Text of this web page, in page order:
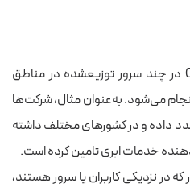
Global Server Load Balancing در چند سرور توزیع‎شده در مناطق
می‌شود. به‌عنوان مثال، شرکت‌ها
داده و در کشورهای مختلف داشته
خدمات ابری تامین کرده است.
در نزدیکی کاربران یا سرور هستند،